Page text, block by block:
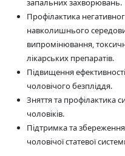
запальних захворювань.
Профілактика
навколишнього
випромінювання,
лікарських препаратів.
Підвищення
чоловічого безпліддя.
Зняття та профілактика
чоловіків.
Підтримка та
чоловічої статевої